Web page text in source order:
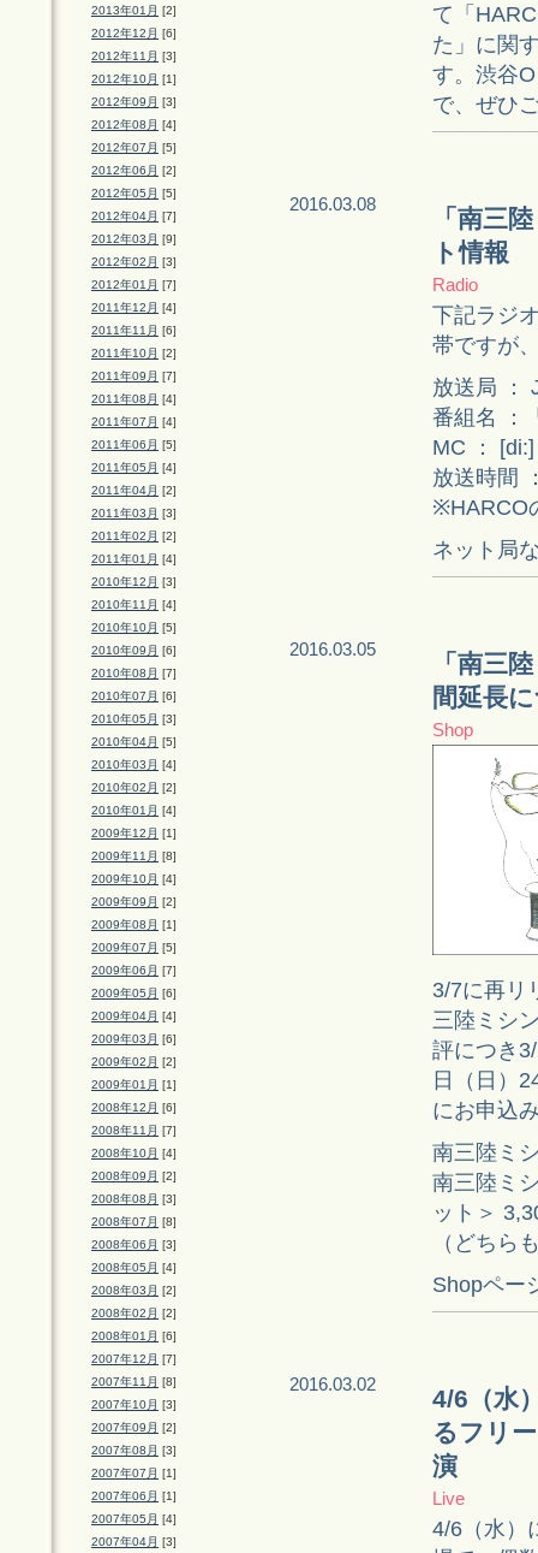
2013年01月 [2]
2012年12月 [6]
2012年11月 [3]
2012年10月 [1]
2012年09月 [3]
2012年08月 [4]
2012年07月 [5]
2012年06月 [2]
2012年05月 [5]
2012年04月 [7]
2012年03月 [9]
2012年02月 [3]
2012年01月 [7]
2011年12月 [4]
2011年11月 [6]
2011年10月 [2]
2011年09月 [7]
2011年08月 [4]
2011年07月 [4]
2011年06月 [5]
2011年05月 [4]
2011年04月 [2]
2011年03月 [3]
2011年02月 [2]
2011年01月 [4]
2010年12月 [3]
2010年11月 [4]
2010年10月 [5]
2010年09月 [6]
2010年08月 [7]
2010年07月 [6]
2010年05月 [3]
2010年04月 [5]
2010年03月 [4]
2010年02月 [2]
2010年01月 [4]
2009年12月 [1]
2009年11月 [8]
2009年10月 [4]
2009年09月 [2]
2009年08月 [1]
2009年07月 [5]
2009年06月 [7]
2009年05月 [6]
2009年04月 [4]
2009年03月 [6]
2009年02月 [2]
2009年01月 [1]
2008年12月 [6]
2008年11月 [7]
2008年10月 [4]
2008年09月 [2]
2008年08月 [3]
2008年07月 [8]
2008年06月 [3]
2008年05月 [4]
2008年03月 [2]
2008年02月 [2]
2008年01月 [6]
2007年12月 [7]
2007年11月 [8]
2007年10月 [3]
2007年09月 [2]
2007年08月 [3]
2007年07月 [1]
2007年06月 [1]
2007年05月 [4]
2007年04月 [3]
て「
た」に関
す。渋谷
で、ぜひ
2016.03.08
「南三
ト情報
Radio
下記ラジ
帯ですが
放送局 ：
番組名 ：
MC ：
放送時間
※HARCO
ネット局
2016.03.05
「南三
間延長
Shop
3/7に再リ
三陸ミシ
評につき
日（日）
にお申込
南三陸ミ
南三陸ミ
ット＞
（どちら
Shopペー
2016.03.02
4/6（水
るフリ
演
Live
4/6（水）